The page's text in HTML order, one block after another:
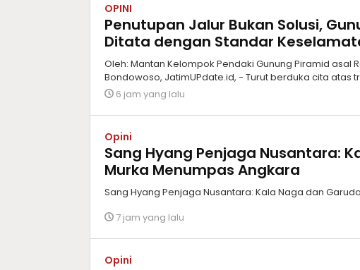
OPINI
Penutupan Jalur Bukan Solusi,
Ditata dengan Standar
Oleh: Mantan Kelompok Pendaki Gunung Piramid asal
Bondowoso, JatimUPdate.id, - Turut berduka cita atas
6 jam yang lalu
Opini
Sang Hyang Penjaga Nusantara:
Murka Menumpas Angkara
Sang Hyang Penjaga Nusantara: Kala Naga dan
7 jam yang lalu
Opini